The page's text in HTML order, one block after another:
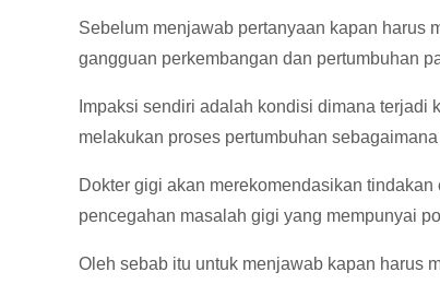
Sebelum menjawab pertanyaan kapan harus
gangguan perkembangan dan pertumbuhan
Impaksi sendiri adalah kondisi dimana
melakukan proses pertumbuhan
Dokter gigi akan merekomendasikan
pencegahan masalah gigi yang mempunyai
Oleh sebab itu untuk menjawab kapan harus